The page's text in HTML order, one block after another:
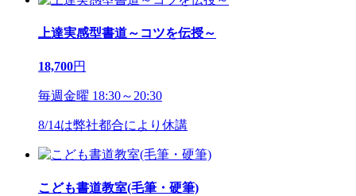
上達実感型書道～コツを伝授～
18,700円
毎週金曜 18:30～20:30
8/14は弊社都合により休講
こども書道教室(毛筆・硬筆)